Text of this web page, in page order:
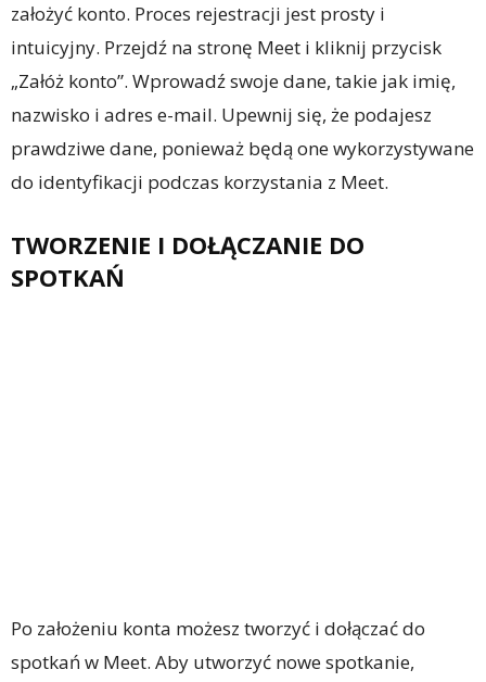
założyć konto. Proces rejestracji jest prosty i
intuicyjny. Przejdź na stronę Meet i kliknij przycisk
„Załóż konto”. Wprowadź swoje dane, takie jak imię,
nazwisko i adres e-mail. Upewnij się, że podajesz
prawdziwe dane, ponieważ będą one wykorzystywane
do identyfikacji podczas korzystania z Meet.
TWORZENIE I DOŁĄCZANIE DO
SPOTKAŃ
Po założeniu konta możesz tworzyć i dołączać do
spotkań w Meet. Aby utworzyć nowe spotkanie,